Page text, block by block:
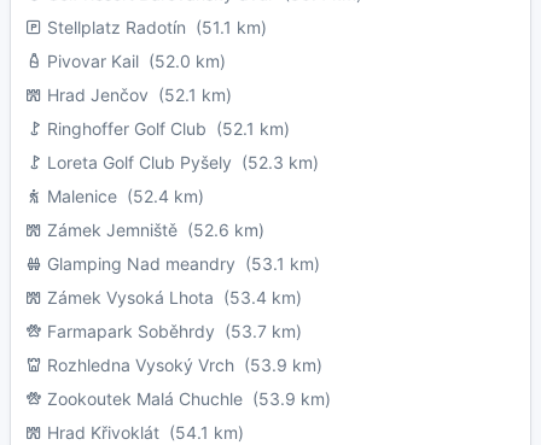
Stellplatz Radotín (51.1 km)
Pivovar Kail (52.0 km)
Hrad Jenčov (52.1 km)
Ringhoffer Golf Club (52.1 km)
Loreta Golf Club Pyšely (52.3 km)
Malenice (52.4 km)
Zámek Jemniště (52.6 km)
Glamping Nad meandry (53.1 km)
Zámek Vysoká Lhota (53.4 km)
Farmapark Soběhrdy (53.7 km)
Rozhledna Vysoký Vrch (53.9 km)
Zookoutek Malá Chuchle (53.9 km)
Hrad Křivoklát (54.1 km)